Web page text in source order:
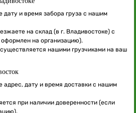
дату и время забора груза с нашим
на склад (в г. Владивостоке) с
на организацию).
нашими грузчиками на ваш
адрес, дату и время доставки с нашим
при наличии доверенности (если